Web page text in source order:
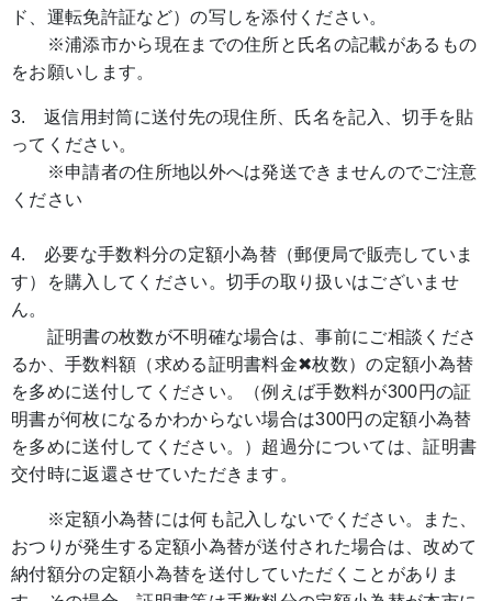
ド、運転免許証など）の写しを添付ください。
※浦添市から現在までの住所と氏名の記載があるもの
をお願いします。
3. 返信用封筒に送付先の現住所、氏名を記入、切手を貼
ってください。
※申請者の住所地以外へは発送できませんのでご注意
ください
4. 必要な手数料分の定額小為替（郵便局で販売していま
す）を購入してください。切手の取り扱いはございませ
ん。
証明書の枚数が不明確な場合は、事前にご相談くださ
るか、手数料額（求める証明書料金✖枚数）の定額小為替
を多めに送付してください。（例えば手数料が300円の証
明書が何枚になるかわからない場合は300円の定額小為替
を多めに送付してください。）超過分については、証明書
交付時に返還させていただきます。
※定額小為替には何も記入しないでください。また、
おつりが発生する定額小為替が送付された場合は、改めて
納付額分の定額小為替を送付していただくことがありま